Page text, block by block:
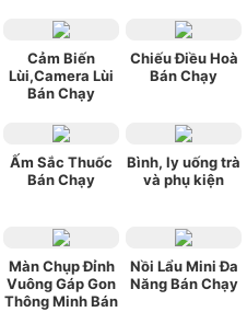
Cảm Biến
Lùi,Camera Lùi
Bán Chạy
Chiếu Điều Hoà
Bán Chạy
Ấm Sắc Thuốc
Bán Chạy
Bình, ly uống trà
và phụ kiện
Màn Chụp Đỉnh
Vuông Gáp Gon
Thông Minh Bán
Nồi Lẩu Mini Đa
Năng Bán Chạy